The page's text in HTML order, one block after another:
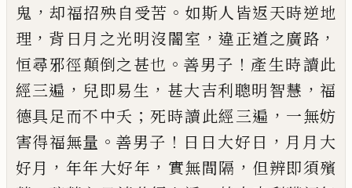
鬼 ， 却福招殃自受苦 。 如斯人皆返天時逆地
理 ， 背日月之光明沒闇室 ， 違正道之廣路 ，
恒尋邪徑顛倒之甚也 。 善男子 ！ 產生時讀此
經三遍 ， 兒即易生 ， 甚大吉利聰明智慧 ， 福
德具足而不中夭 ； 死時讀此經三遍 ， 一無妨
害得福無量 。 善男子 ！ 日日 大好日 ， 月月 大
好月 ， 年年大好年 ， 實無間隔 ， 但辨即須殯